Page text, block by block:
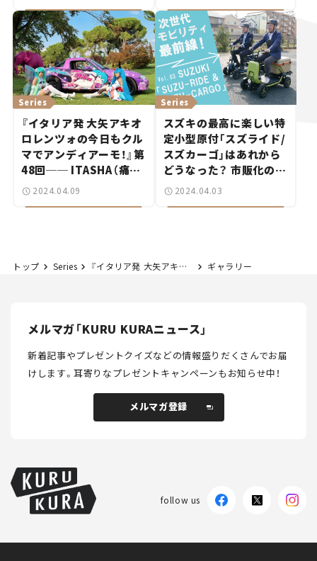
『イタリア発 大矢アキオ
ロレンツォの今日もクル
マでアンディアーモ！』第
48回── ITASHA（痛
車）は僕の人生を変えた！
Series
2024.04.09
スズキの最高に楽しい特
定小型原付「スズライド/
スズカーゴ」はあれから
どうなった？ 市販化の可
能性を訊いてみた！【次世
Series
2024.04.03
トップ Series 『イタリア発 大矢アキオの今日もクルマでアンディアーモ！』第28回 しがみつけ！ ホイールカバー ギャラリー
メルマガ「KURU KURAニュース」
新着記事やプレゼントクイズなどの情報盛りだくさんでお届
けします。耳寄りなプレゼントキャンペーンもお知らせ中！
メルマガ登録
follow us